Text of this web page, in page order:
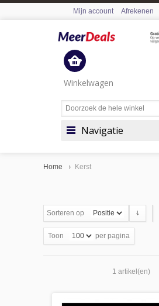
Mijn account Afrekenen
Winkelwagen
Navigatie
Home Kerst
Sorteren op
Toon per pagina
1 artikel(en)